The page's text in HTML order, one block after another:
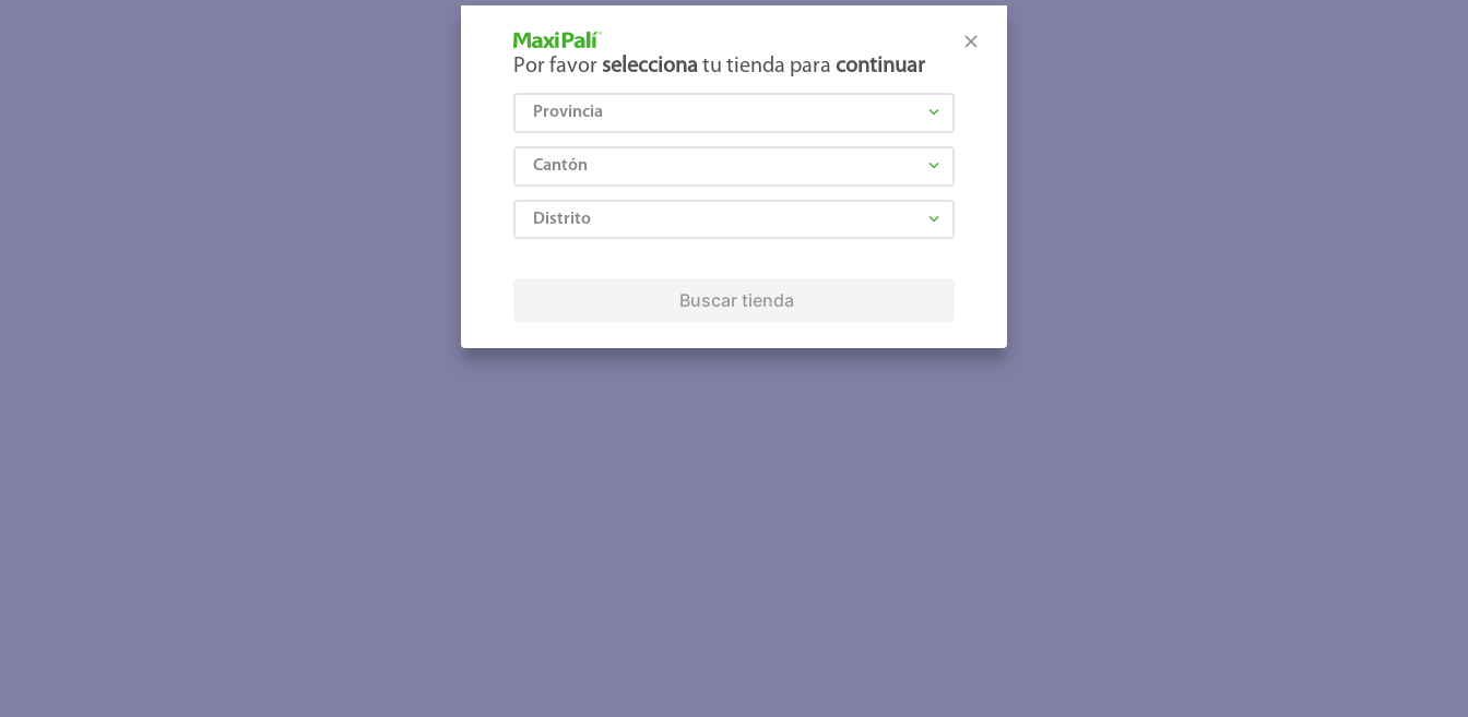
Por favor selecciona tu tienda para continuar
Provincia
Cantón
Distrito
Buscar tienda